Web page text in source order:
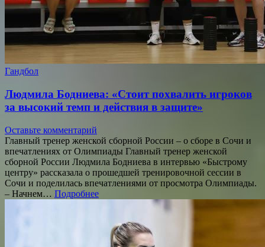
Гандбол
Людмила Бодниева: «Стоит похвалить игроков
за высокий темп и действия в защите»
Оставьте комментарий
Главный тренер женской сборной России – о сборе в Сочи и
впечатлениях от Олимпиады Главный тренер женской
сборной России Людмила Бодниева в интервью «Быстрому
центру» рассказала о прошедшей тренировочной сессии в
Сочи и поделилась впечатлениями от просмотра Олимпиады.
– Начнем… Подробнее